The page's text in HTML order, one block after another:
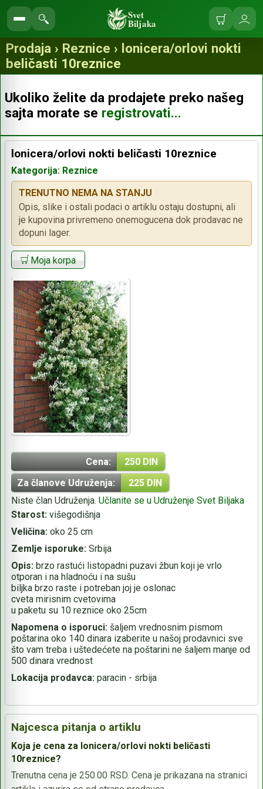
Pretraga
prodavnice
Svet
Biljaka Korpa
se
Prodaja › Reznice › lonicera/orlovi nokti
beličasti 10reznice
Ukoliko želite da prodajete preko našeg
sajta morate se registrovati...
lonicera/orlovi nokti beličasti 10reznice
Kategorija: Reznice
TRENUTNO NEMA NA STANJU
Opis, slike i ostali podaci o artiklu ostaju dostupni, ali
je kupovina privremeno onemogucena dok prodavac ne
dopuni lager.
Moja korpa
Cena:
250 DIN
Za članove Udruženja:
225 DIN
Niste član Udruženja. Učlanite se u Udruženje Svet Biljaka
Starost: višegodišnja
Veličina: oko 25 cm
Zemlje isporuke: Srbija
Opis: brzo rastući listopadni puzavi žbun koji je vrlo
otporan i na hladnoću i na sušu
biljka brzo raste i potreban joj je oslonac
cveta mirisnim cvetovima
u paketu su 10 reznice oko 25cm
Napomena o isporuci: šaljem vrednosnim pismom
poštarina oko 140 dinara izaberite u našoj prodavnici sve
što vam treba i uštedećete na poštarini ne šaljem manje od
500 dinara vrednost
Lokacija prodavca: paracin - srbija
Najcesca pitanja o artiklu
Koja je cena za lonicera/orlovi nokti beličasti
10reznice?
Trenutna cena je 250.00 RSD. Cena je prikazana na stranici